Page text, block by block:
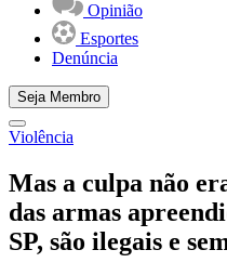
Opinião
Esportes
Denúncia
Seja Membro
Violência
Mas a culpa não
das armas
SP, são ilegais e